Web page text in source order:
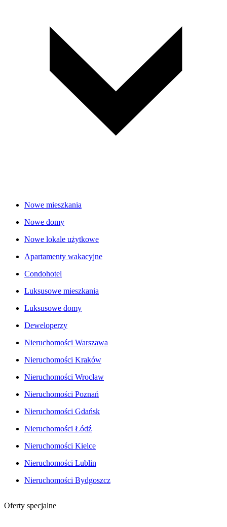
Nowe mieszkania
Nowe domy
Nowe lokale użytkowe
Apartamenty wakacyjne
Condohotel
Luksusowe mieszkania
Luksusowe domy
Deweloperzy
Nieruchomości Warszawa
Nieruchomości Kraków
Nieruchomości Wrocław
Nieruchomości Poznań
Nieruchomości Gdańsk
Nieruchomości Łódź
Nieruchomości Kielce
Nieruchomości Lublin
Nieruchomości Bydgoszcz
Oferty specjalne